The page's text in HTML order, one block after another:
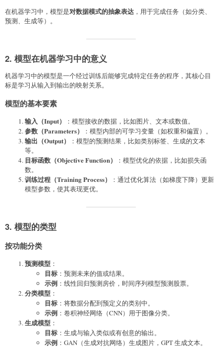
在机器学习中，模型是对数据模式的抽象表达 ，用于完成任务（如分类、
预测、生成等）。
2. 模型在机器学习中的意义
机器学习中的模型是一个经过训练后能够完成特定任务的程序，其核心目
标是学习从输入到输出的映射关系。
模型的基本要素
输入（Input） ：模型接收的数据，比如图片、文本或数值。
参数（Parameters） ：模型内部的可学习变量（如权重和偏置）。
输出（Output）
：模型的预测结果，比如类别标签、生成的文本
等。
目标函数（Objective Function）
：模型优化的依据，比如损失函
数。
训练过程（Training Process）
：通过优化算法（如梯度下降）更新
模型参数，使其表现更优。
3. 模型的类型
按功能分类
预测模型 ：
目标 ：预测未来的值或结果。
示例 ：线性回归预测房价，时间序列模型预测股票。
分类模型 ：
目标 ：将数据分配到预定义的类别中。
示例 ：卷积神经网络（CNN）用于图像分类。
生成模型 ：
目标 ：生成与输入类似或有创意的输出。
示例 ：GAN（生成对抗网络）生成图片，GPT 生成文本。